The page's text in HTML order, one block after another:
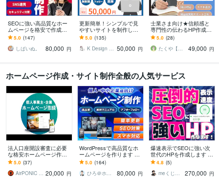
SEOに強い高品質なホー
ムページを格安で作成し
ます ホームページ制作歴1
0年以上！安いけど本格的
なHP制作
5.0 (147)
しばいぬ。
80,000 円
更新簡単！シンプルで見
やすいサイトを制作しま
す 現役デザイナー制作の
スタイリッシュなWebサ
イト制作
5.0 (135)
K Design _ webデザイン制作 50,000 円
士業さま向け★信頼感と
専門性の伝わるHP作成し
ます 弁護士様、司法書士
様、行政書士様、社労士
様、税理士様向けに！
5.0 (28)
たくや【WEB制作 G_conure】
49,000 円
ホームページ作成・サイト制作全般の人気サービス
法人口座開設審査に必要
な格安ホームページ作成
します 法人銀行口座開設
審査、webサイト作成、コ
ーポレートサイトに
5.0 (37)
AirPONIC JOHN（ジョン） 20,000 円
WordPressで高品質なホ
ームページを作ります シ
ンプル/SEO/ホームペー
ジ/おしゃれ/スタイリッシ
ュ
5.0 (164)
ひろ＠ホームページ制作
80,000 円
爆速表示でSEOに強い次
世代のHPを作成します 運
用費無料〜！WordPress
より爆速！集客に直結す
るHP
4.8 (5)
meくじら＠迅速・丁寧な対応でHP作成
270,000 円